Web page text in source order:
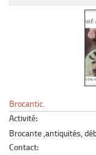
Le marché du
Brocantic.
Activité:
Brocante ,antiquités,
Contact: